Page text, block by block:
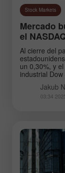
Stock Markets
Mercado
el
Al cierre del
un 0,30%, y
industrial Dow
Jakub
03:34